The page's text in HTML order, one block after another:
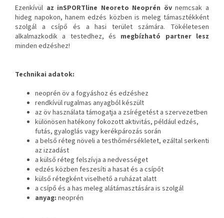
Ezenkívül az inSPORTline Neoreto Neoprén övnemcsak a
hideg napokon, hanem edzés közben is meleg támasztékként
szolgál a csípő és a hasi terület számára. Tökéletesen
alkalmazkodik a testedhez, és megbízható partner lesz
minden edzéshez!
Technikai adatok:
neoprén öv a fogyáshoz és edzéshez
rendkívül rugalmas anyagból készült
az öv használata támogatja a zsírégetést a szervezetben
különösen hatékony fokozott aktivitás, például edzés,
futás, gyaloglás vagy kerékpározás során
a belső réteg növeli a testhőmérsékletet, ezáltal serkenti
az izzadást
a külső réteg felszívja a nedvességet
edzés közben feszesíti a hasat és a csípőt
külső rétegként viselhető a ruházat alatt
a csípő és a has meleg alátámasztására is szolgál
anyag: neoprén